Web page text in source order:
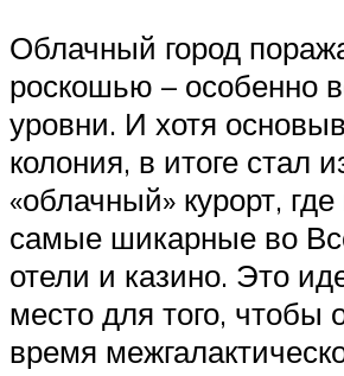
Облачный город
роскошью – особенно
уровни. И хотя
колония, в итоге стал
«облачный» курорт,
самые шикарные во
отели и казино. Это
место для того, чтобы
время